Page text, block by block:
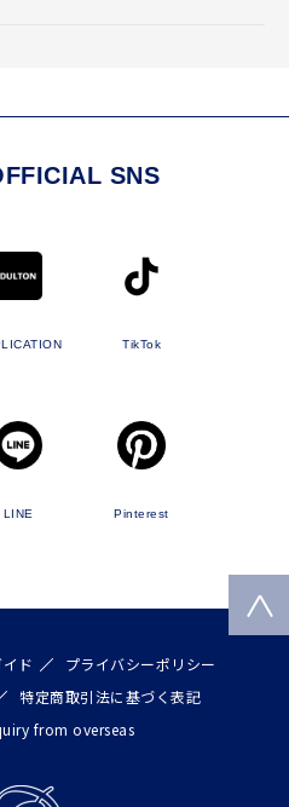
SNS
TikTok
LINE Pinterest
ド
プライバシーポリシー
特定商取引法に基づく表記
from overseas